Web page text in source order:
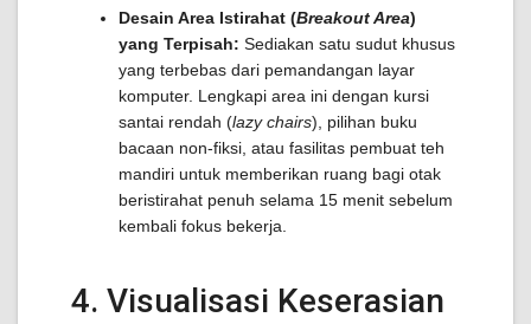
Desain Area Istirahat (Breakout Area)
yang Terpisah: Sediakan satu sudut khusus
yang terbebas dari pemandangan layar
komputer. Lengkapi area ini dengan kursi
santai rendah (lazy chairs), pilihan buku
bacaan non-fiksi, atau fasilitas pembuat teh
mandiri untuk memberikan ruang bagi otak
beristirahat penuh selama 15 menit sebelum
kembali fokus bekerja.
4. Visualisasi Keserasian